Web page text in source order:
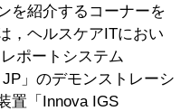
を紹介するコーナーを
，ヘルスケアITにおい
ポートシステム
」のデモンストレーシ
置「Innova IGS